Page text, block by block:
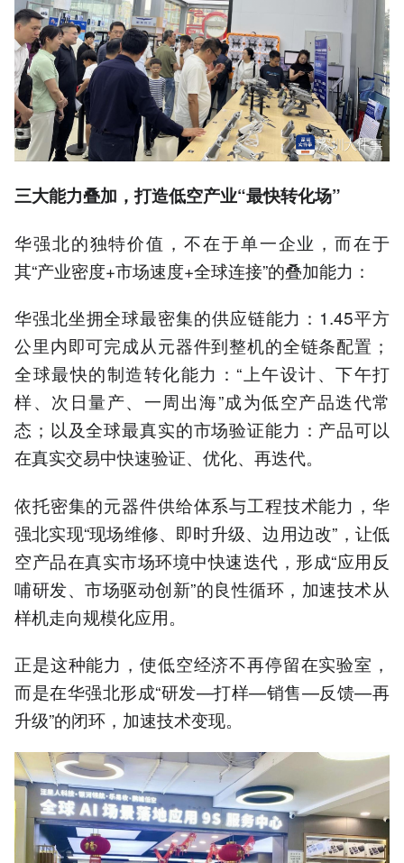
三大能力叠加，打造低空产业“最快转化场”
华强北的独特价值，不在于单一企业，而在于
其“产业密度+市场速度+全球连接”的叠加能力：
华强北坐拥全球最密集的供应链能力：1.45平方
公里内即可完成从元器件到整机的全链条配置；
全球最快的制造转化能力：“上午设计、下午打
样、次日量产、一周出海”成为低空产品迭代常
态；以及全球最真实的市场验证能力：产品可以
在真实交易中快速验证、优化、再迭代。
依托密集的元器件供给体系与工程技术能力，华
强北实现“现场维修、即时升级、边用边改”，让低
空产品在真实市场环境中快速迭代，形成“应用反
哺研发、市场驱动创新”的良性循环，加速技术从
样机走向规模化应用。
正是这种能力，使低空经济不再停留在实验室，
而是在华强北形成“研发—打样—销售—反馈—再
升级”的闭环，加速技术变现。